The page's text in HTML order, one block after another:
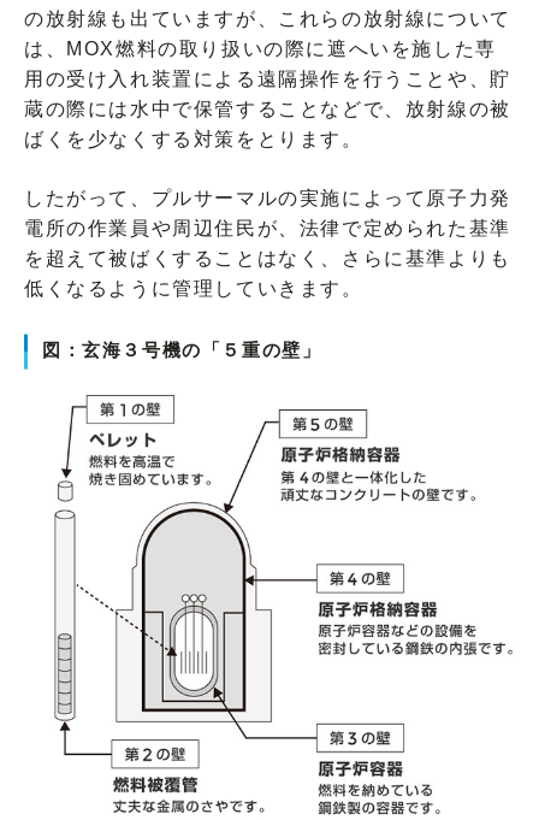
の放射線も出ていますが、これらの放射線について
は、MOX燃料の取り扱いの際に遮へいを施した専
用の受け入れ装置による遠隔操作を行うことや、貯
蔵の際には水中で保管することなどで、放射線の被
ばくを少なくする対策をとります。
したがって、プルサーマルの実施によって原子力発
電所の作業員や周辺住民が、法律で定められた基準
を超えて被ばくすることはなく、さらに基準よりも
低くなるように管理していきます。
図：玄海３号機の「５重の壁」